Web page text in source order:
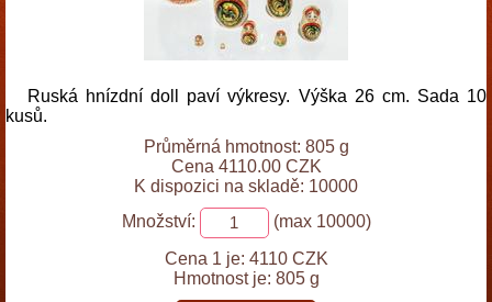
Ruská hnízdní doll paví výkresy. Výška 26 cm. Sada 10
kusů.
Průměrná hmotnost: 805 g
Cena 4110.00 CZK
K dispozici na skladě: 10000
Množství:
(max 10000)
Cena 1 je: 4110 CZK
Hmotnost je: 805 g